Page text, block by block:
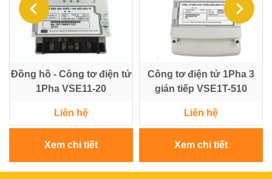
Đồng hồ - Công tơ điện tử
1Pha VSE11-20
Liên hệ
Xem chi tiết
Công tơ điện tử 1Pha 3
gián tiếp VSE1T-510
Liên hệ
Xem chi tiết